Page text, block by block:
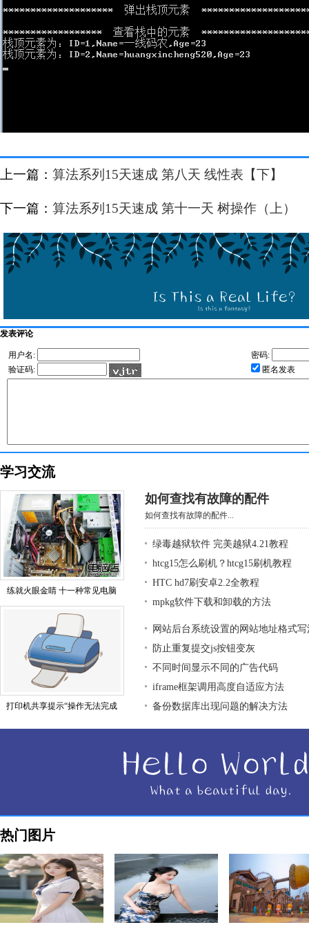
上一篇： 算法系列15天速成 第八天 线性表【下】
下一篇： 算法系列15天速成 第十一天 树操作（上）
发表评论
用户名:
密码:
验证码:
匿名发表
学习交流
练就火眼金睛 十一种常见电脑
打印机共享提示“操作无法完成
如何查找有故障的配件
如何查找有故障的配件...
绿毒越狱软件 完美越狱4.21教程
htcg15怎么刷机？htcg15刷机教程
HTC hd7刷安卓2.2全教程
mpkg软件下载和卸载的方法
网站后台系统设置的网站地址格式写
防止重复提交js按钮变灰
不同时间显示不同的广告代码
iframe框架调用高度自适应方法
备份数据库出现问题的解决方法
热门图片